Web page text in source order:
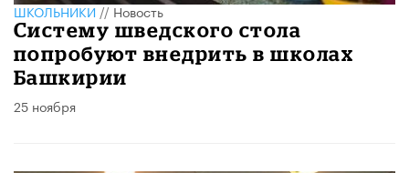
ШКОЛЬНИКИ//Новость
Систему шведского стола
попробуют внедрить в школах
Башкирии
25 ноября